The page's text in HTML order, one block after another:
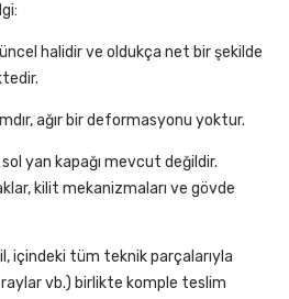
halidir ve oldukça net bir şekilde
ağır bir deformasyonu yoktur.
yan kapağı mevcut değildir.
kilit mekanizmaları ve gövde
içindeki tüm teknik parçalarıyla
vb.) birlikte komple teslim